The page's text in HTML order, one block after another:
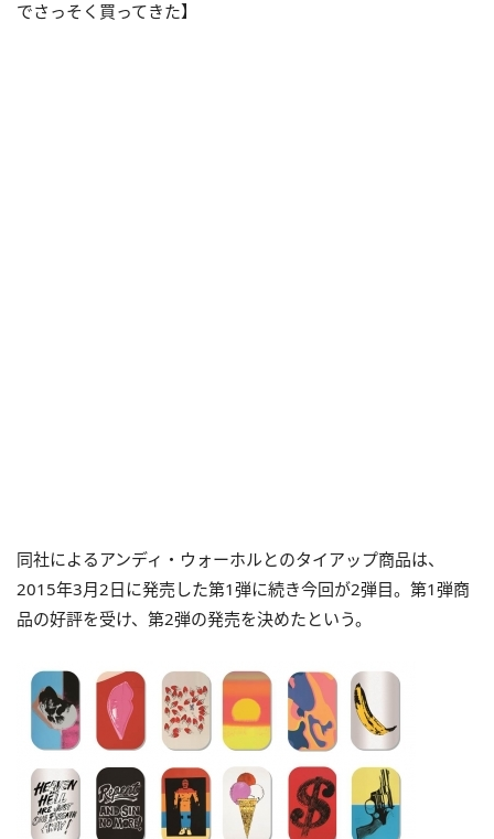
でさっそく買ってきた】
同社によるアンディ・ウォーホルとのタイアップ商品は、
2015年3月2日に発売した第1弾に続き今回が2弾目。第1弾商
品の好評を受け、第2弾の発売を決めたという。